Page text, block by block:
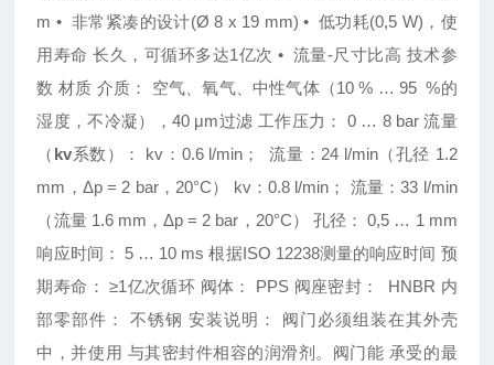
m • 非常紧凑的设计(Ø 8 x 19 mm) • 低功耗(0,5 W) ，使
用寿命 长久，可循环多达1亿次 • 流量-尺寸比高 技术参
数 材质 介质： 空气、氧气、中性气体（10 % … 95 %的
湿度，不冷凝），40 μm过滤 工作压力： 0 … 8 bar流量
（ kv系数）： kv ： 0.6 l/min ； 流量： 24 l/min（孔径 1.2
mm ， Δp = 2 bar， 20°C） kv：0.8 l/min ； 流量：33 l/min
（流量 1.6 mm ，Δp = 2 bar ， 20°C） 孔径：0,5 … 1 mm
响应时间： 5 … 10 ms根据ISO 12238测量的响应时间 预
期寿命：≥1亿次循环 阀体： PPS 阀座密封： HNBR 内
部零部件：不锈钢 安装说明： 阀门必须组装在其外壳
中，并使用 与其密封件相容的润滑剂。阀门能 承受的最